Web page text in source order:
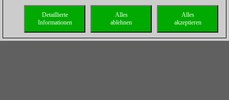
Alles
akzeptieren
Alles
ablehnen
Detaillierte
Informationen